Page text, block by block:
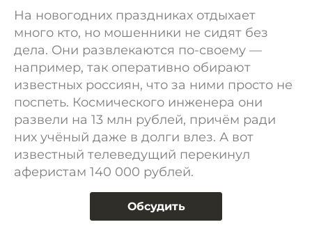
На новогодних праздниках отдыхает
много кто, но мошенники не сидят без
дела. Они развлекаются по-своему —
например, так оперативно обирают
известных россиян, что за ними просто не
поспеть. Космического инженера они
развели на 13 млн рублей, причём ради
них учёный даже в долги влез. А вот
известный телеведущий перекинул
аферистам 140 000 рублей.
Обсудить